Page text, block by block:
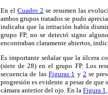
En elCuadro 2 se resumen las
ambos grupos tratados se pudo
indicaba que la irritación había
grupo FP, no se detectó signo
encontraban claramente abiertos,
Es importante señalar que la úlcera
(siete de 28) en el grupo FP. Los
secuencia de las Figuras 1 y 2 se
progresión es evidente a pesar de
cámara anterior del ojo. En la Figura 1